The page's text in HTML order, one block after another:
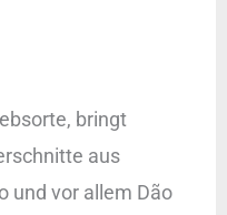
bringt
aus
und vor allem Dão